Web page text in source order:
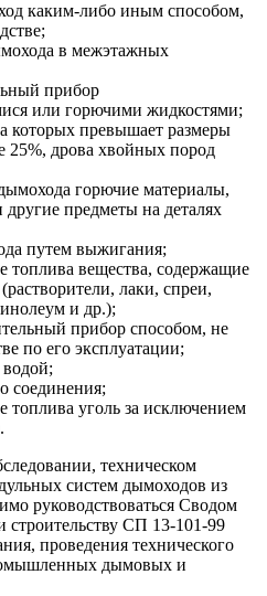
каким-либо иным способом,
в межэтажных
прибор
или горючими жидкостями;
которых превышает размеры
25%, дрова хвойных пород
горючие материалы,
предметы на деталях
путем выжигания;
топлива вещества, содержащие
лаки, спреи,
и др.);
прибор способом, не
по его эксплуатации;
водой;
соединения;
топлива уголь за исключением
техническом
систем дымоходов из
руководствоваться Сводом
СП 13-101-99
проведения технического
дымовых и